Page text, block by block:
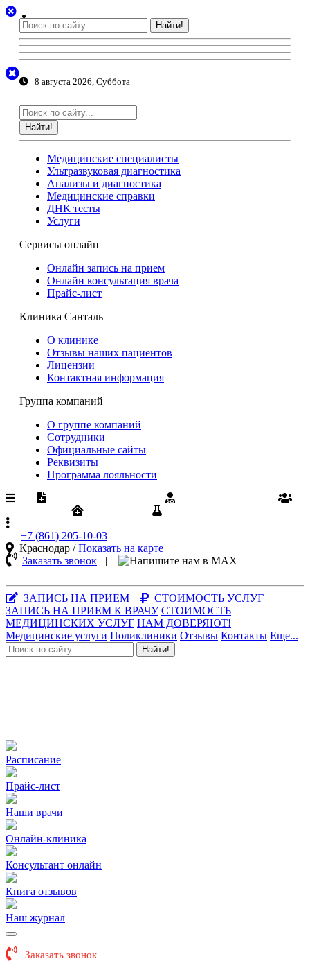
Найти!
8 августа 2026, Суббота
Найти!
Медицинские специалисты
Ультразвуковая диагностика
Анализы и диагностика
Медицинские справки
ДНК тесты
Услуги
Сервисы онлайн
Онлайн запись на прием
Онлайн консультация врача
Прайс-лист
Клиника Санталь
О клинике
Отзывы наших пациентов
Лицензии
Контактная информация
Группа компаний
О группе компаний
Сотрудники
Официальные сайты
Реквизиты
Программа лояльности
+7 (861) 205-10-03
Краснодар /Показать на карте
Заказать звонок |
ЗАПИСЬ НА ПРИЕМ
СТОИМОСТЬ УСЛУГ
ЗАПИСЬ НА ПРИЕМ К ВРАЧУ СТОИМОСТЬ
МЕДИЦИНСКИХ УСЛУГ НАМ ДОВЕРЯЮТ!
Медицинские услуги Поликлиники Отзывы Контакты Еще...
Найти!
Расписание
Прайс-лист
Наши врачи
Онлайн-клиника
Консультант онлайн
Книга отзывов
Наш журнал
Заказать звонок